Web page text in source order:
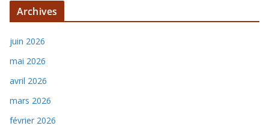
Archives
juin 2026
mai 2026
avril 2026
mars 2026
février 2026